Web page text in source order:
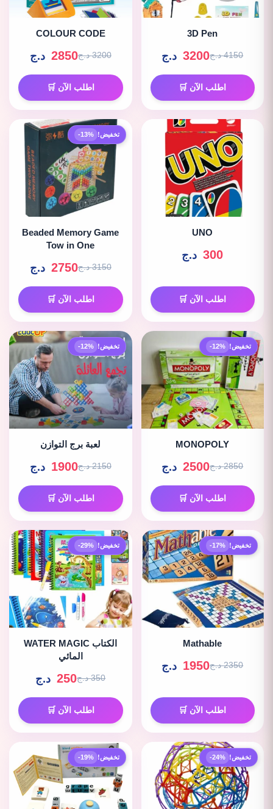
3D Pen
4150 د.ج 3200 د.ج
اطلب الآن 🛒
COLOUR CODE
3200 د.ج 2850 د.ج
اطلب الآن 🛒
UNO
300 د.ج
اطلب الآن 🛒
تخفيض! -13%
Beaded Memory Game
Tow in One
3150 د.ج 2750 د.ج
اطلب الآن 🛒
تخفيض! -12%
MONOPOLY
2850 د.ج 2500 د.ج
اطلب الآن 🛒
تخفيض! -12%
لعبة برج التوازن
2150 د.ج 1900 د.ج
اطلب الآن 🛒
تخفيض! -17%
Mathable
2350 د.ج 1950 د.ج
اطلب الآن 🛒
تخفيض! -29%
WATER MAGIC الكتاب
المائي
350 د.ج 250 د.ج
اطلب الآن 🛒
تخفيض! -24% تخفيض! -19%